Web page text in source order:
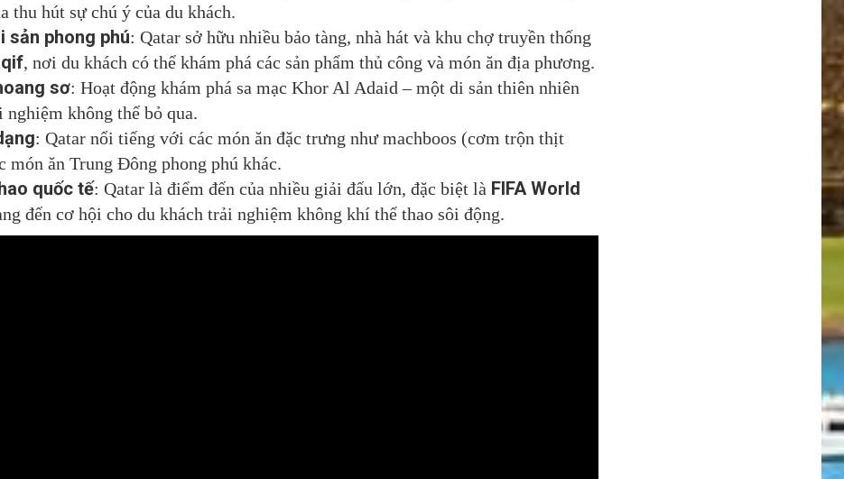
thu hút sự chú ý của du khách.
sản phong phú: Qatar sở hữu nhiều bảo tàng, nhà hát và khu chợ truyền thống
, nơi du khách có thể khám phá các sản phẩm thủ công và món ăn địa phương.
sơ: Hoạt động khám phá sa mạc Khor Al Adaid – một di sản thiên nhiên
nghiệm không thể bỏ qua.
: Qatar nổi tiếng với các món ăn đặc trưng như machboos (cơm trộn thịt
món ăn Trung Đông phong phú khác.
quốc tế: Qatar là điểm đến của nhiều giải đấu lớn, đặc biệt là FIFA World
đến cơ hội cho du khách trải nghiệm không khí thể thao sôi động.